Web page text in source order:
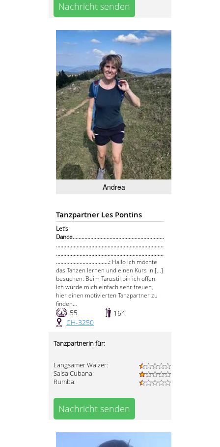
Nachricht senden
Andrea
Tanzpartner Les Pontins
Let‘s
Dance..............................................................
.........................................................................
.........................................................................
....................................: Hallo Ich möchte
das Tanzen lernen und einen Kurs in [...]
besuchen. Beim Tanzstil bin ich offen.
Ich würde mich einfach sehr freuen,
hier einen motivierten Tanzpartner zu
finden…
55
164
CH-3250
Tanzpartnerin für:
Langsamer Walzer:
Salsa Cubana:
Rumba:
Nachricht senden